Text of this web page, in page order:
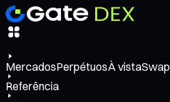
MercadosPerpétuosÀ vistaSwap
Referência